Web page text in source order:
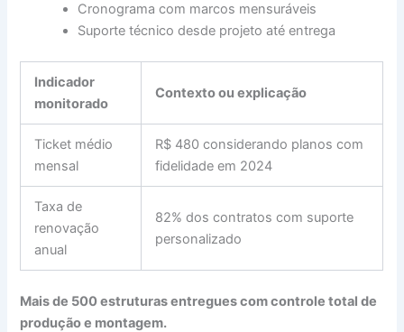
Cronograma com marcos mensuráveis
Suporte técnico desde projeto até entrega
Indicador
monitorado
Contexto ou explicação
Ticket médio
mensal
R$ 480 considerando planos com
fidelidade em 2024
Taxa de
renovação
anual
82% dos contratos com suporte
personalizado
Mais de 500 estruturas entregues com controle total de
produção e montagem.